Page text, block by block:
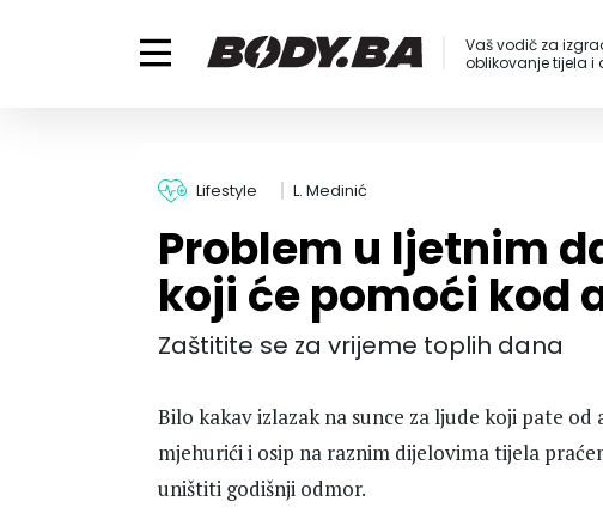
Vaš vodič za
oblikovanje tijela i
Lifestyle L. Medinić
Problem u ljetnim
koji će pomoći kod
Zaštitite se za vrijeme toplih dana
Bilo kakav izlazak na sunce za ljude koji pate
mjehurići i osip na raznim dijelovima tijela
uništiti godišnji odmor.